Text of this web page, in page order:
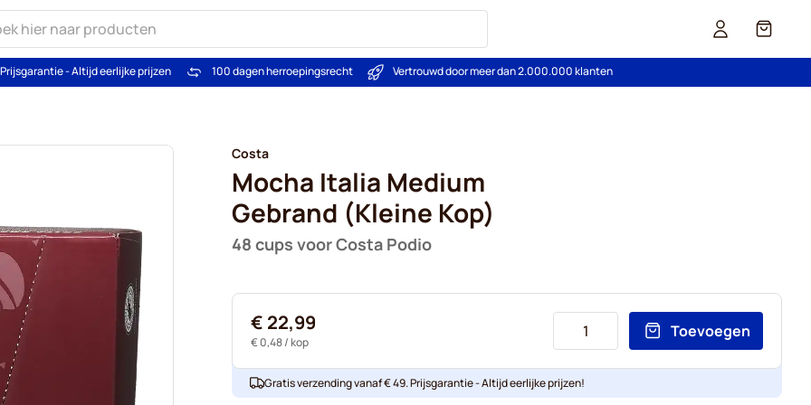
Cart
Prijsgarantie - Altijd eerlijke prijzen 100 dagen herroepingsrecht Vertrouwd door meer dan 2.000.000 klanten
Costa
Mocha Italia Medium
Gebrand (Kleine Kop)
48 cups voor Costa Podio
€ 22,99
€ 0,48/ kop
Toevoegen
Gratis verzending vanaf € 49. Prijsgarantie - Altijd eerlijke prijzen!